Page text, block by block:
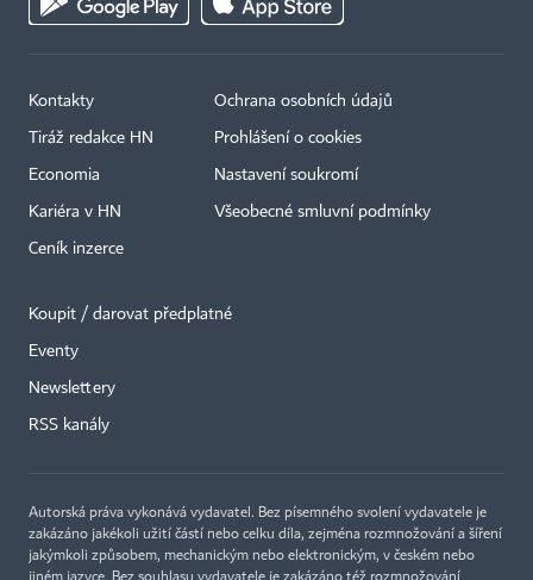
Kontakty
Tiráž redakce HN
Economia
Kariéra v HN
Ceník inzerce
Ochrana osobních údajů
Prohlášení o cookies
Nastavení soukromí
Všeobecné smluvní podmínky
Koupit / darovat předplatné
Eventy
Newslettery
RSS kanály
Autorská práva vykonává vydavatel. Bez písemného svolení vydavatele je
zakázáno jakékoli užití částí nebo celku díla, zejména rozmnožování a šíření
jakýmkoli způsobem, mechanickým nebo elektronickým, v českém nebo